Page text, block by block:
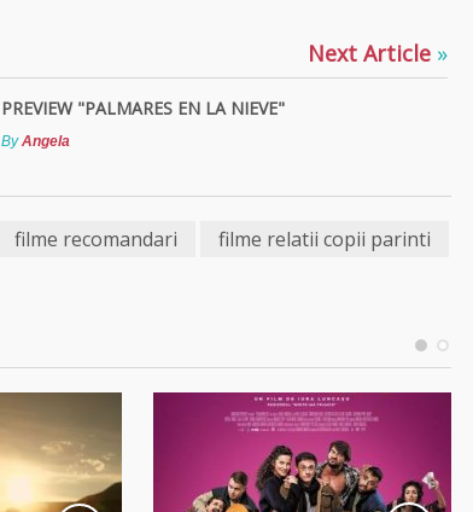
Next Article »
PREVIEW "PALMARES EN LA NIEVE"
ByAngela
filme recomandari
filme relatii copii parinti